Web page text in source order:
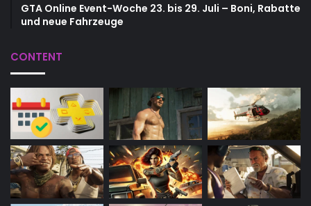
GTA Online Event-Woche 23. bis 29. Juli – Boni, Rabatte
und neue Fahrzeuge
CONTENT